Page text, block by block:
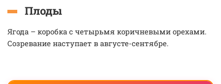
Плоды
Ягода – коробка с четырьмя коричневыми орехами.
Созревание наступает в августе-сентябре.